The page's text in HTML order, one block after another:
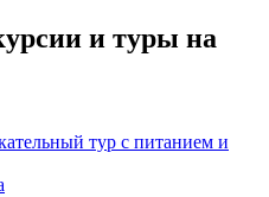
и туры на